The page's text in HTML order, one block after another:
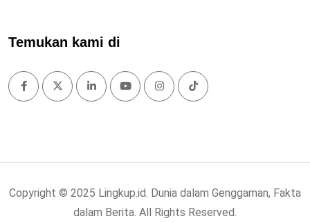
Temukan kami di
Copyright © 2025 Lingkup.id. Dunia dalam Genggaman, Fakta
dalam Berita. All Rights Reserved.